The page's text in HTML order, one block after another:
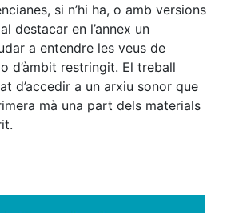
si n’hi ha, o amb versions
destacar en l’annex un
a entendre les veus de
d’àmbit restringit. El treball
d’accedir a un arxiu sonor que
mà una part dels materials